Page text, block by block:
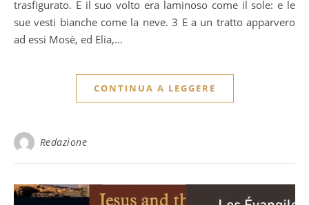
trasfigurato. E il suo volto era laminoso come il sole: e le
sue vesti bianche come la neve. 3 E a un tratto apparvero
ad essi Mosè, ed Elia,…
CONTINUA A LEGGERE
Redazione